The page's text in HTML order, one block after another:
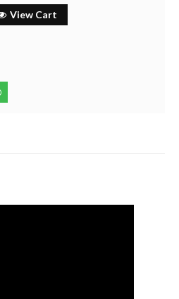
View Cart